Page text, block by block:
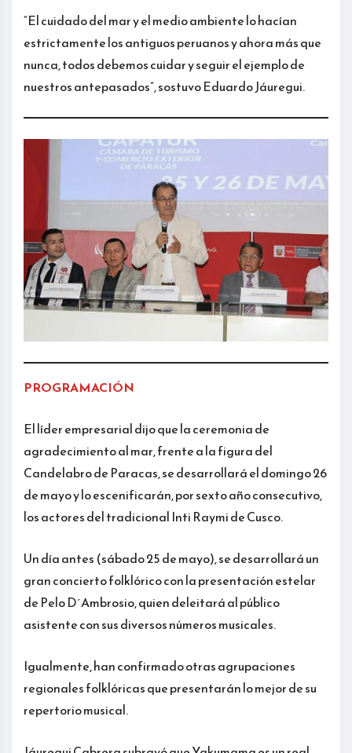
“El cuidado del mar y el medio ambiente lo hacían
estrictamente los antiguos peruanos y ahora más que
nunca, todos debemos cuidar y seguir el ejemplo de
nuestros antepasados”, sostuvo Eduardo Jáuregui.
PROGRAMACIÓN
El líder empresarial dijo que la ceremonia de
agradecimiento al mar, frente a la figura del
Candelabro de Paracas, se desarrollará el domingo 26
de mayo y lo escenificarán, por sexto año consecutivo,
los actores del tradicional Inti Raymi de Cusco.
Un día antes (sábado 25 de mayo), se desarrollará un
gran concierto folklórico con la presentación estelar
de Pelo D´Ambrosio, quien deleitará al público
asistente con sus diversos números musicales.
Igualmente, han confirmado otras agrupaciones
regionales folklóricas que presentarán lo mejor de su
repertorio musical.